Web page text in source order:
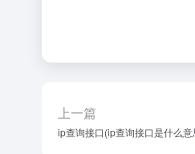
上一篇
ip查询接口(ip查询接口是什么意